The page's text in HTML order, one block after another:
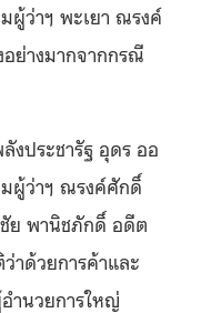
ผู้ว่าฯ พะเยา ณรงค์
ย่างมากจากกรณี
ประชารัฐ อุดร ออ
ผู้ว่าฯ ณรงค์ศักดิ์
ย พานิชภักดิ์ อดีต
าด้วยการค้าและ
ำนวยการใหญ่